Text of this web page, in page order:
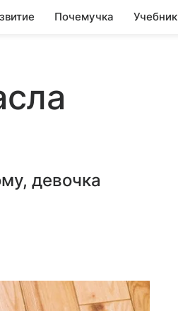
Почемучка Учебник
девочка